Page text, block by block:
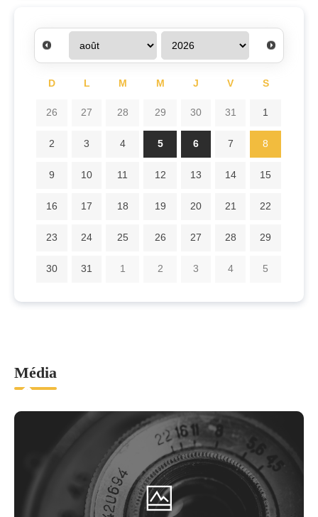
D L M M J V
S
26
27 28 29 30 31
1
2
3 4 5 6 7
8
9
10 11 12 13 14
15
16
17 18 19 20 21
22
23
24 25 26 27 28
29
30
31 1 2 3 4 5
Média